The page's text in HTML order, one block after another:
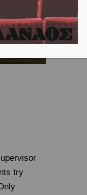
try